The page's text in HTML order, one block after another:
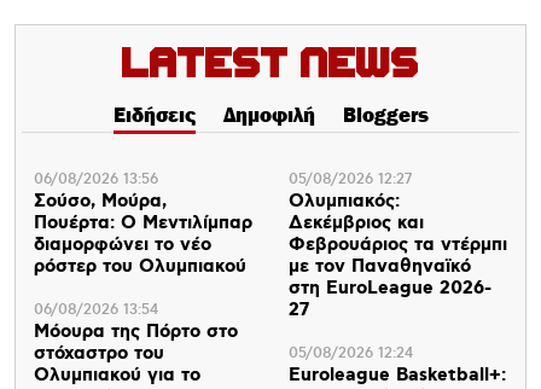
Latest News
Ειδήσεις Δημοφιλή Bloggers
06/08/2026 13:56
Σούσο, Μούρα,
Πουέρτα: Ο Μεντιλίμπαρ
διαμορφώνει το νέο
ρόστερ του Ολυμπιακού
06/08/2026 13:54
Μόουρα της Πόρτο στο
στόχαστρο του
Ολυμπιακού για το
05/08/2026 12:27
Ολυμπιακός:
Δεκέμβριος και
Φεβρουάριος τα ντέρμπι
με τον Παναθηναϊκό
στη EuroLeague 2026-
27
05/08/2026 12:24
Euroleague Basketball+: